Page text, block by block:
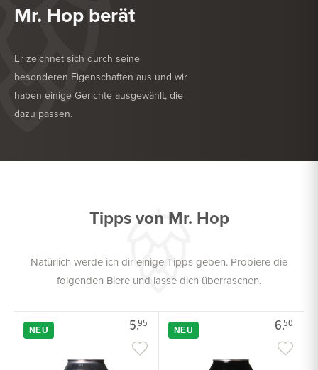
Mr. Hop berät
Er zeichnet sich durch seine
besonderen Eigenschaften aus und wir
haben einige Gerichte ausgewählt, die
dazu passen.
KÖSTLICH ZU
Tipps von Mr. Hop
Natürlich werde ich dir einige Tipps geben. Probiere die
folgenden Biere und lasse dich überraschen.
5.95
NEU 6.50
NEU